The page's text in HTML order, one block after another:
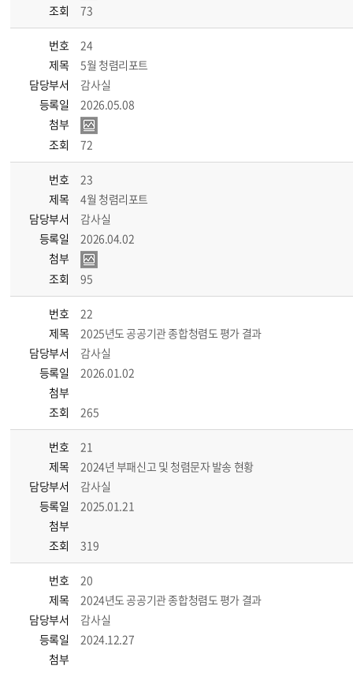
조회
73
번호
24
제목
5월 청렴리포트
담당부서
감사실
등록일
2026.05.08
첨부
조회
72
번호
23
제목
4월 청렴리포트
담당부서
감사실
등록일
2026.04.02
첨부
조회
95
번호
22
제목
2025년도 공공기관 종합청렴도 평가 결과
담당부서
감사실
등록일
2026.01.02
첨부
조회
265
번호
21
제목
2024년 부패신고 및 청렴문자 발송 현황
담당부서
감사실
등록일
2025.01.21
첨부
조회
319
번호
20
제목
2024년도 공공기관 종합청렴도 평가 결과
담당부서
감사실
등록일
2024.12.27
첨부